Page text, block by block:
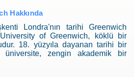
Hakkında
Londra'nın tarihi Greenwich
of Greenwich, köklü bir
18. yüzyıla dayanan tarihi bir
üniversite, zengin akademik bir
Üniversiteler Sıralaması'nda